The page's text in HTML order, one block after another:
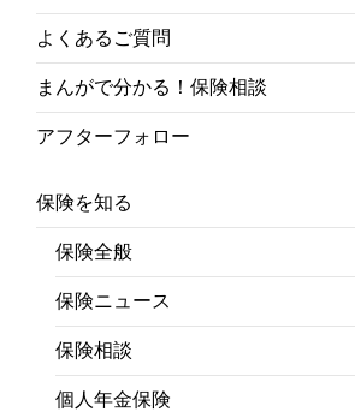
よくあるご質問
まんがで分かる！保険相談
アフターフォロー
保険を知る
保険全般
保険ニュース
保険相談
個人年金保険